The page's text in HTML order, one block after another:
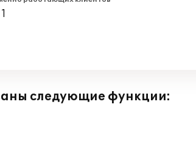
следующие функции: